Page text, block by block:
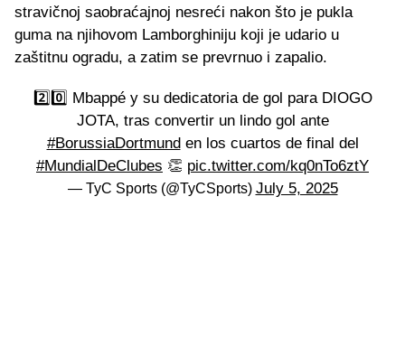
stravičnoj saobraćajnoj nesreći nakon što je pukla
guma na njihovom Lamborghiniju koji je udario u
zaštitnu ogradu, a zatim se prevrnuo i zapalio.
2️⃣0️⃣ Mbappé y su dedicatoria de gol para DIOGO
JOTA, tras convertir un lindo gol ante
#BorussiaDortmunden los cuartos de final del
#MundialDeClubes 👏 pic.twitter.com/kq0nTo6ztY
— TyC Sports (@TyCSports) July 5, 2025